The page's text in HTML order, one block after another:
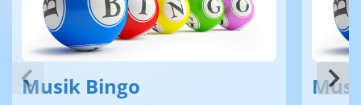
Musik Bingo